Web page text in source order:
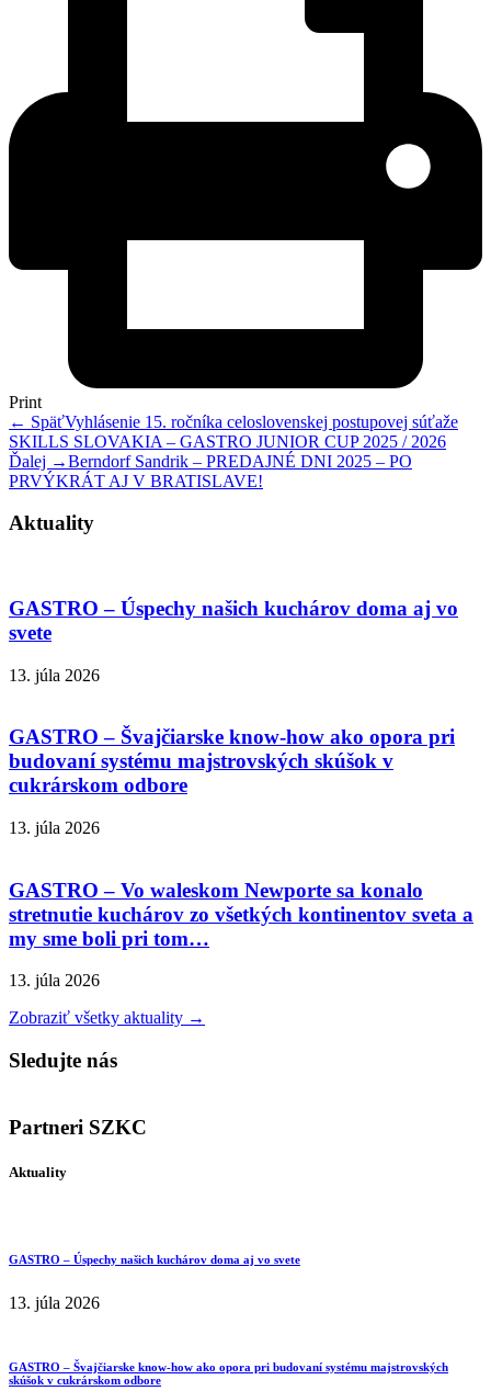
Print
← SpäťVyhlásenie 15. ročníka celoslovenskej postupovej súťaže
SKILLS SLOVAKIA – GASTRO JUNIOR CUP 2025 / 2026
Ďalej →Berndorf Sandrik – PREDAJNÉ DNI 2025 – PO
PRVÝKRÁT AJ V BRATISLAVE!
Aktuality
GASTRO – Úspechy našich kuchárov doma aj vo
svete
13. júla 2026
GASTRO – Švajčiarske know-how ako opora pri
budovaní systému majstrovských skúšok v
cukrárskom odbore
13. júla 2026
GASTRO – Vo waleskom Newporte sa konalo
stretnutie kuchárov zo všetkých kontinentov sveta a
my sme boli pri tom…
13. júla 2026
Zobraziť všetky aktuality →
Sledujte nás
Partneri SZKC
Aktuality
GASTRO – Úspechy našich kuchárov doma aj vo svete
13. júla 2026
GASTRO – Švajčiarske know-how ako opora pri budovaní systému majstrovských
skúšok v cukrárskom odbore